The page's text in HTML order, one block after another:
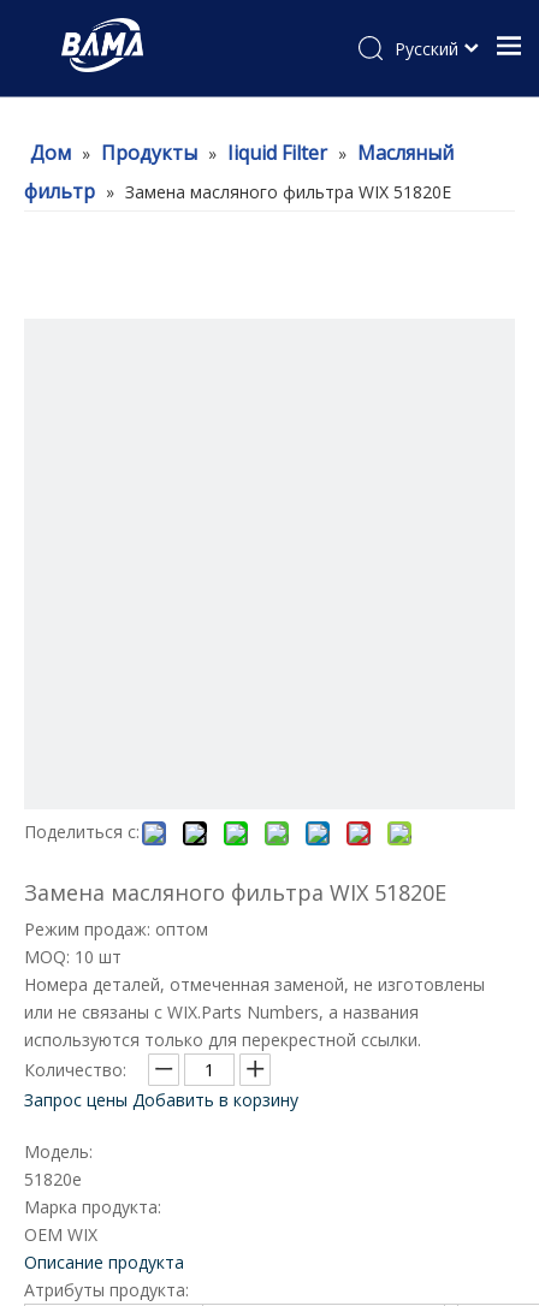
Pусский
Дом » Продукты » Iiquid Filter » Масляный
фильтр » Замена масляного фильтра WIX 51820E
Поделиться с:
Замена масляного фильтра WIX 51820E
Режим продаж: оптом
MOQ: 10 шт
Номера деталей, отмеченная заменой, не изготовлены
или не связаны с WIX.Parts Numbers, а названия
используются только для перекрестной ссылки.
Количество:
Запрос цены Добавить в корзину
Модель:
51820e
Марка продукта:
OEM WIX
Описание продукта
Атрибуты продукта: